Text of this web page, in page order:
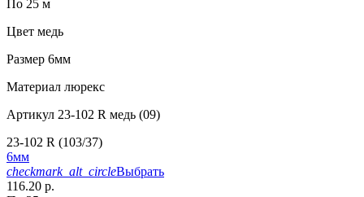
По 25 м
Цвет медь
Размер 6мм
Материал люрекс
Артикул 23-102 R медь (09)
23-102 R (103/37)
6мм
checkmark_alt_circleВыбрать
116.20 р.